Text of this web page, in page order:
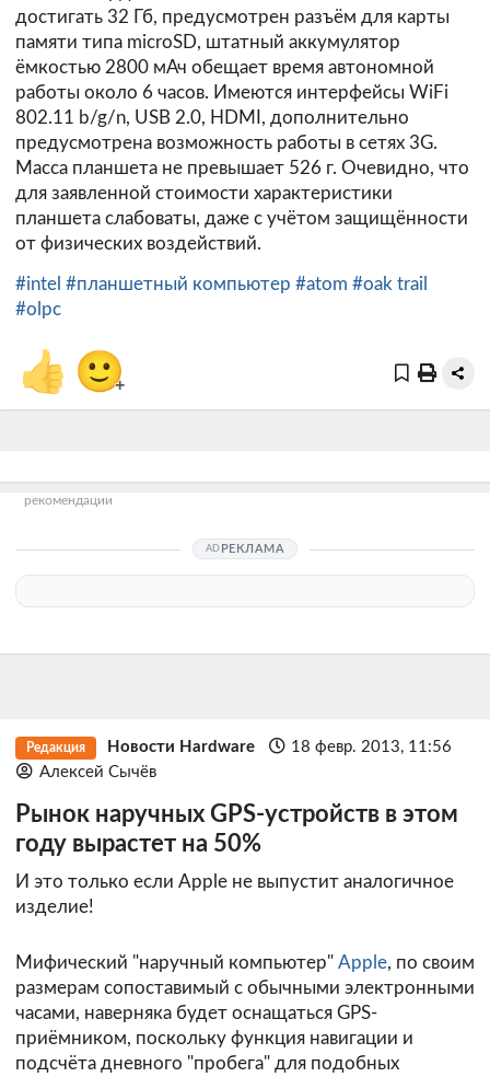
достигать 32 Гб, предусмотрен разъём для карты
памяти типа microSD, штатный аккумулятор
ёмкостью 2800 мАч обещает время автономной
работы около 6 часов. Имеются интерфейсы WiFi
802.11 b/g/n, USB 2.0, HDMI, дополнительно
предусмотрена возможность работы в сетях 3G.
Масса планшета не превышает 526 г. Очевидно, что
для заявленной стоимости характеристики
планшета слабоваты, даже с учётом защищённости
от физических воздействий.
#intel #планшетный компьютер #atom #oak trail
#olpc
👍 🙂+
рекомендации
РЕКЛАМА
Редакция Новости Hardware
18 февр. 2013, 11:56
Алексей Сычёв
Рынок наручных GPS-устройств в этом
году вырастет на 50%
И это только если Apple не выпустит аналогичное
изделие!
Мифический "наручный компьютер" Apple, по своим
размерам сопоставимый с обычными электронными
часами, наверняка будет оснащаться GPS-
приёмником, поскольку функция навигации и
подсчёта дневного "пробега" для подобных